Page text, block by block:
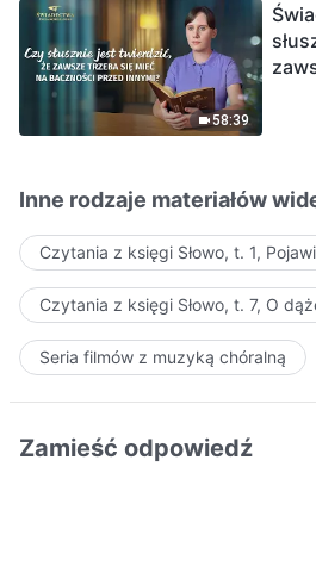
58:39
Inne rodzaje materiałów
Czytania z księgi Słowo, t. 1,
Czytania z księgi Słowo, t. 7, O
Seria filmów z muzyką chóralną
Zamieść odpowiedź